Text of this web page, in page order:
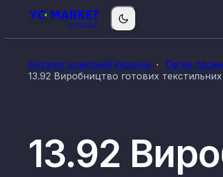
Каталог компаній України Легка
13.92 Виробництво готових
13.92